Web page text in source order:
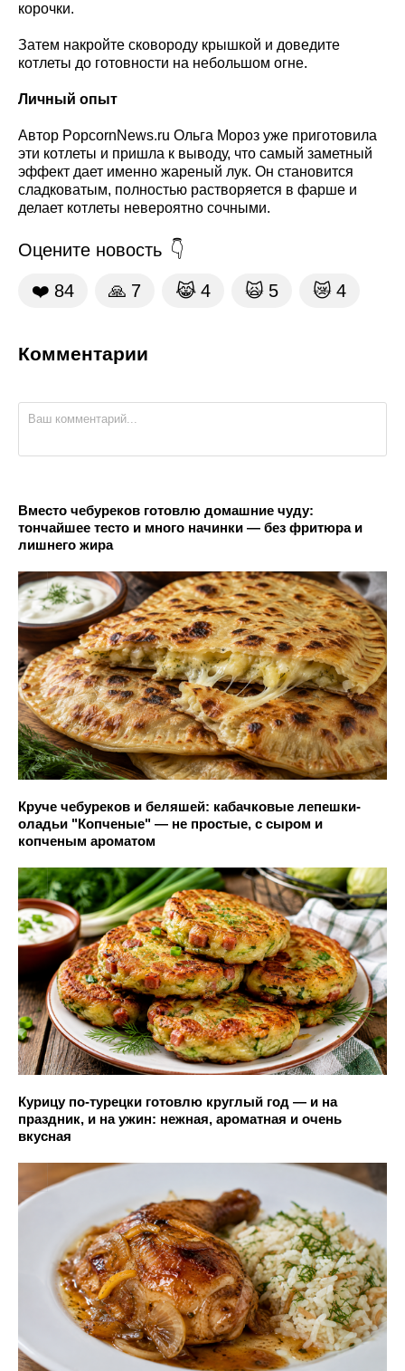
корочки.
Затем накройте сковороду крышкой и доведите
котлеты до готовности на небольшом огне.
Личный опыт
Автор PopcornNews.ru Ольга Мороз уже приготовила
эти котлеты и пришла к выводу, что самый заметный
эффект дает именно жареный лук. Он становится
сладковатым, полностью растворяется в фарше и
делает котлеты невероятно сочными.
Оцените новость
❤️ 84 🙏 7 😹 4 🙀 5 😿 4
Комментарии
Вместо чебуреков готовлю домашние чуду:
тончайшее тесто и много начинки — без фритюра и
лишнего жира
Круче чебуреков и беляшей: кабачковые лепешки-
оладьи "Копченые" — не простые, с сыром и
копченым ароматом
Курицу по-турецки готовлю круглый год — и на
праздник, и на ужин: нежная, ароматная и очень
вкусная